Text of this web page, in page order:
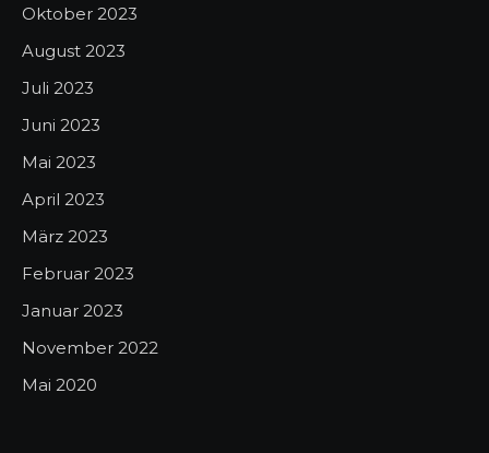
Oktober 2023
August 2023
Juli 2023
Juni 2023
Mai 2023
April 2023
März 2023
Februar 2023
Januar 2023
November 2022
Mai 2020